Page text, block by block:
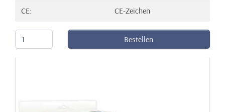
CE: CE-Zeichen
Bestellen